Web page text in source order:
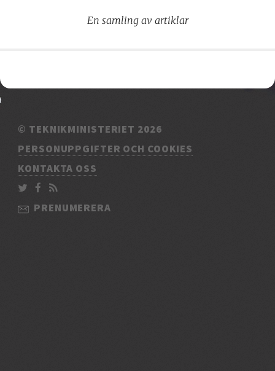
En samling av artiklar
© TEKNIKMINISTERIET 2026
PERSONUPPGIFTER OCH COOKIES
KONTAKTA OSS
PRENUMERERA